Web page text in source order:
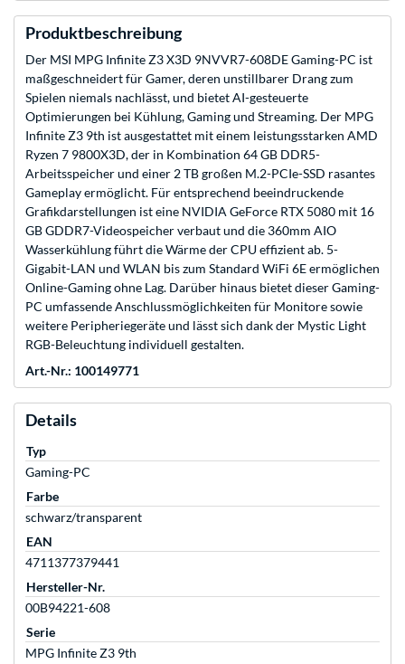
Produktbeschreibung
Der MSI MPG Infinite Z3 X3D 9NVVR7-608DE Gaming-PC ist
maßgeschneidert für Gamer, deren unstillbarer Drang zum
Spielen niemals nachlässt, und bietet AI-gesteuerte
Optimierungen bei Kühlung, Gaming und Streaming. Der MPG
Infinite Z3 9th ist ausgestattet mit einem leistungsstarken AMD
Ryzen 7 9800X3D, der in Kombination 64 GB DDR5-
Arbeitsspeicher und einer 2 TB großen M.2-PCIe-SSD rasantes
Gameplay ermöglicht. Für entsprechend beeindruckende
Grafikdarstellungen ist eine NVIDIA GeForce RTX 5080 mit 16
GB GDDR7-Videospeicher verbaut und die 360mm AIO
Wasserkühlung führt die Wärme der CPU effizient ab. 5-
Gigabit-LAN und WLAN bis zum Standard WiFi 6E ermöglichen
Online-Gaming ohne Lag. Darüber hinaus bietet dieser Gaming-
PC umfassende Anschlussmöglichkeiten für Monitore sowie
weitere Peripheriegeräte und lässt sich dank der Mystic Light
RGB-Beleuchtung individuell gestalten.
Art.-Nr.: 100149771
Details
Typ
Gaming-PC
Farbe
schwarz/transparent
EAN
4711377379441
Hersteller-Nr.
00B94221-608
Serie
MPG Infinite Z3 9th